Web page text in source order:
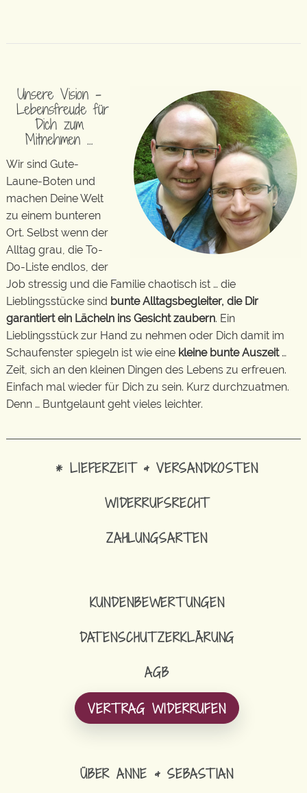
Unsere Vision –
Lebensfreude für
Dich zum
Mitnehmen …
Wir sind Gute-
Laune-Boten und
machen Deine Welt
zu einem bunteren
Ort. Selbst wenn der
Alltag grau, die To-
Do-Liste endlos, der
Job stressig und die Familie chaotisch ist … die
Lieblingsstücke sind bunte Alltagsbegleiter, die Dir
garantiert ein Lächeln ins Gesicht zaubern. Ein
Lieblingsstück zur Hand zu nehmen oder Dich damit im
Schaufenster spiegeln ist wie eine kleine bunte Auszeit…
Zeit, sich an den kleinen Dingen des Lebens zu erfreuen.
Einfach mal wieder für Dich zu sein. Kurz durchzuatmen.
Denn … Buntgelaunt geht vieles leichter.
* LIEFERZEIT & VERSANDKOSTEN
WIDERRUFSRECHT
ZAHLUNGSARTEN
KUNDENBEWERTUNGEN
DATENSCHUTZERKLÄRUNG
AGB
VERTRAG WIDERRUFEN
ÜBER ANNE & SEBASTIAN